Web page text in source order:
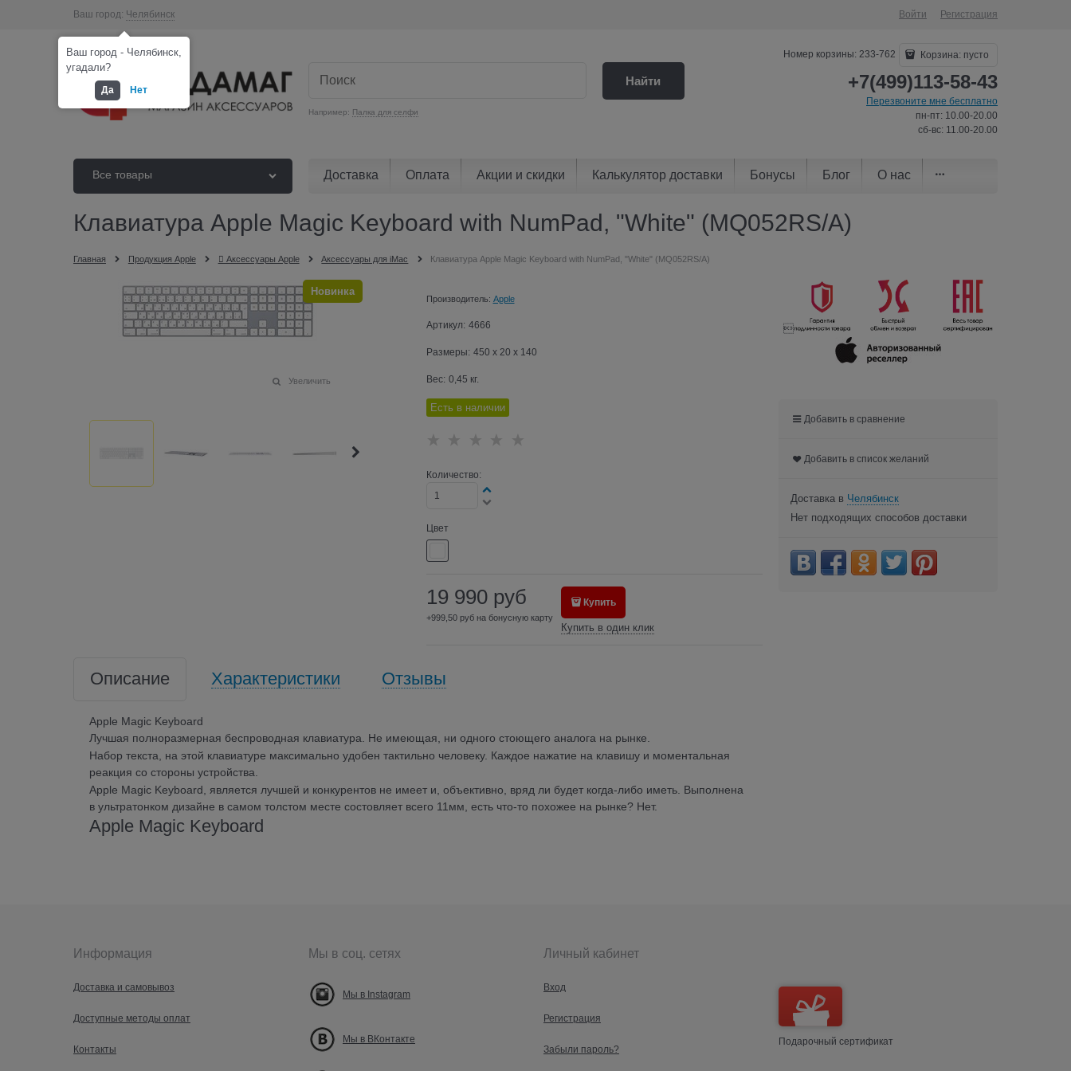
Ваш город: Челябинск Войти Регистрация
Например: Палка для селфи
Найти
Номер корзины: 233-762 Корзина: пусто
+7(499)113-58-43
Перезвоните мне бесплатно
пн-пт: 10.00-20.00
сб-вс: 11.00-20.00
Все товары Доставка Оплата Акции и скидки Калькулятор доставки Бонусы Блог О нас
Клавиатура Apple Magic Keyboard with NumPad, "White" (MQ052RS/A)
Главная Продукция Apple  Аксессуары Apple Аксессуары для iMac Клавиатура Apple Magic Keyboard with NumPad, "White" (MQ052RS/A)
Новинка
Увеличить
Производитель: Apple
Артикул: 4666
Размеры: 450 x 20 x 140
Вес: 0,45 кг.
Есть в наличии
Количество:
Цвет
19 990 руб
+999,50 руб на бонусную карту
Купить
Купить в один клик
Описание Характеристики Отзывы
Apple Magic Keyboard
Лучшая полноразмерная беспроводная клавиатура. Не имеющая, ни одного стоющего аналога на рынке.
Набор текста, на этой клавиатуре максимально удобен тактильно человеку. Каждое нажатие на клавишу и моментальная
реакция со стороны устройства.
Apple Magic Keyboard, является лучшей и конкурентов не имеет и, объективно, вряд ли будет когда-либо иметь. Выполнена
в ультратонком дизайне в самом толстом месте состовляет всего 11мм, есть что-то похожее на рынке? Нет.
Apple Magic Keyboard

Добавить в сравнение
Добавить в список желаний
Доставка в Челябинск
Нет подходящих способов доставки
Информация
Доставка и самовывоз
Доступные методы оплат
Контакты
Мы в соц. сетях
Мы в Instagram
Мы в ВКонтакте
Личный кабинет
Вход
Регистрация
Забыли пароль?
Подарочный сертификат
Ваш город - Челябинск,
угадали?
Да Нет